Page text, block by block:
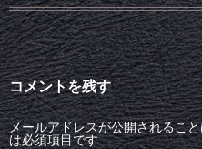
コメントを残す
メールアドレスが公開されるこ
は必須項目です